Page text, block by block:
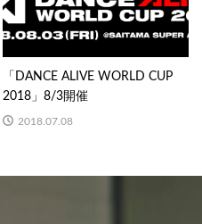
「DANCE ALIVE WORLD CUP
2018」8/3開催
2018.07.08